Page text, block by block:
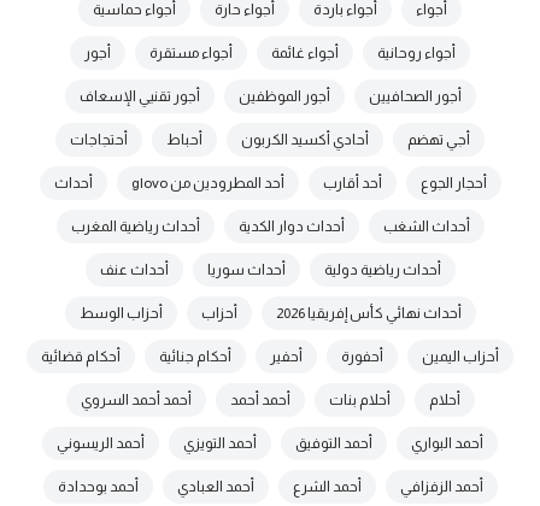
أجواء أجواء باردة أجواء حارة أجواء حماسية
أجواء روحانية أجواء غائمة أجواء مستقرة أجور
أجور الصحافيين أجور الموظفين أجور تقنيي الإسعاف
أجي تهضم أحادي أكسيد الكربون أحباط أحتجاجات
أحجار الجوع أحد أقارب أحد المطرودين من glovo أحداث
أحداث الشغب أحداث دوار الكدية أحداث رياضية المغرب
أحداث رياضية دولية أحداث سوريا أحداث عنف
أحداث نهائي كأس إفريقيا 2026 أحزاب أحزاب الوسط
أحزاب اليمين أحفورة أحفير أحكام جنائية أحكام قضائية
أحلام أحلام بنات أحمد أحمد أحمد أحمد السروي
أحمد البواري أحمد التوفيق أحمد التويزي أحمد الريسوني
أحمد الزفزافي أحمد الشرع أحمد العبادي أحمد بوحدادة